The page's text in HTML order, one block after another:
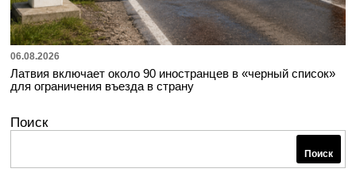
06.08.2026
Латвия включает около 90 иностранцев в «черный список»
для ограничения въезда в страну
Поиск
Поиск